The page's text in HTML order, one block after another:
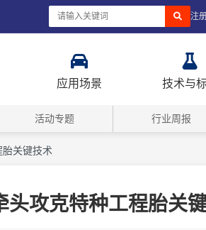
注
应用场景 技术与
活动专题 行业周报
关键技术
头攻克特种工程胎关